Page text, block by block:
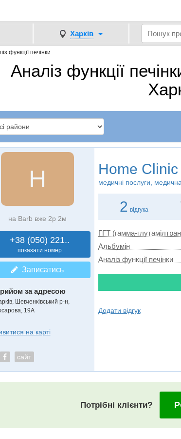
Харків
функції печінки
Аналіз функції
H
на Barb вже 2р 2м
+38 (050) 221..
показати номер
Записатись
за адресою
Шевченківський р-н,
19А
на карті
сайт
Home Clinic
медичні послуги,
2 відгука
ГГТ (гамма-
Альбумін
Аналіз функції печінки
Додати відгук
Потрібні клієнти?